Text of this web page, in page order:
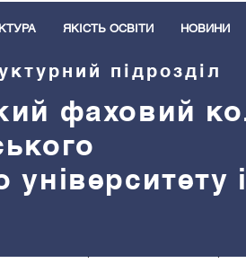
ЯКІСТЬ ОСВІТИ НОВИНИ
підрозділ
фаховий